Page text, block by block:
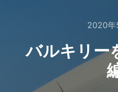
2020年
バルキリー